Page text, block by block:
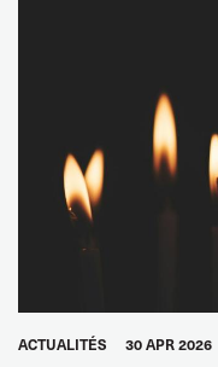
ACTUALITÉS 30 APR 2026